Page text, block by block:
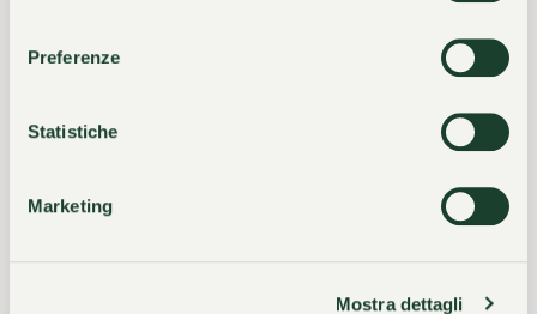
Preferenze
Statistiche
Marketing
Mostra dettagli